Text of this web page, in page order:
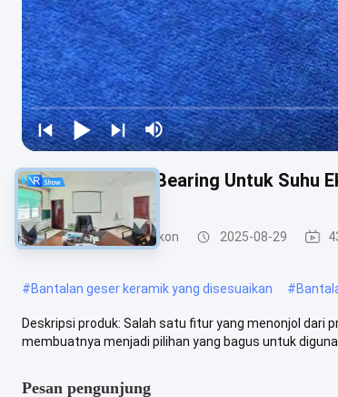
Sliping Keramik Bearing Untuk Suhu
Bantalan Karbida Silikon 2025-08-29
#Bantalan geser keramik yang disesuaikan #
Deskripsi produk: Salah satu fitur yang menonjol dari
membuatnya menjadi pilihan yang bagus untuk
Pesan pengunjung